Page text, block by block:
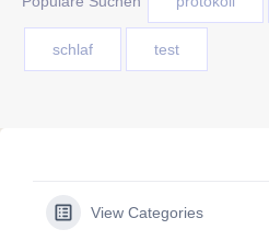
schlaf test
View Categories